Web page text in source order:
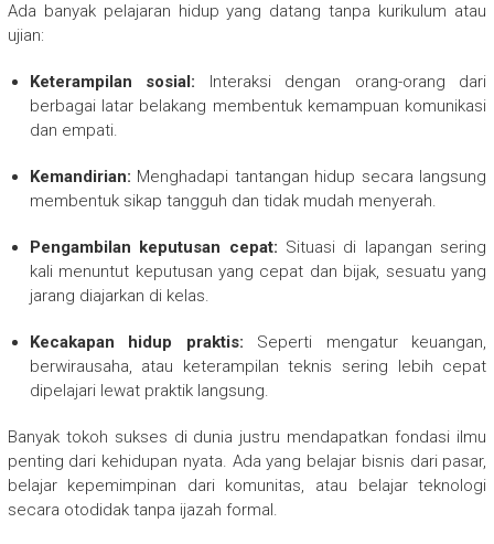
Ada banyak pelajaran hidup yang datang tanpa kurikulum atau
ujian:
Keterampilan sosial: Interaksi dengan orang-orang dari
berbagai latar belakang membentuk kemampuan komunikasi
dan empati.
Kemandirian: Menghadapi tantangan hidup secara langsung
membentuk sikap tangguh dan tidak mudah menyerah.
Pengambilan keputusan cepat: Situasi di lapangan sering
kali menuntut keputusan yang cepat dan bijak, sesuatu yang
jarang diajarkan di kelas.
Kecakapan hidup praktis: Seperti mengatur keuangan,
berwirausaha, atau keterampilan teknis sering lebih cepat
dipelajari lewat praktik langsung.
Banyak tokoh sukses di dunia justru mendapatkan fondasi ilmu
penting dari kehidupan nyata. Ada yang belajar bisnis dari pasar,
belajar kepemimpinan dari komunitas, atau belajar teknologi
secara otodidak tanpa ijazah formal.